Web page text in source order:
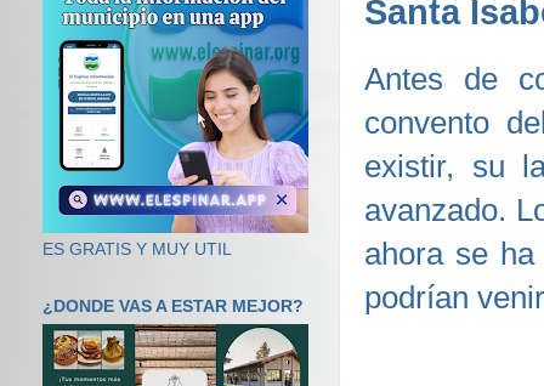
Santa
Antes de
convento
existir, su
avanzado.
ahora se
podrían
ES GRATIS Y MUY UTIL
¿DONDE VAS A ESTAR MEJOR?